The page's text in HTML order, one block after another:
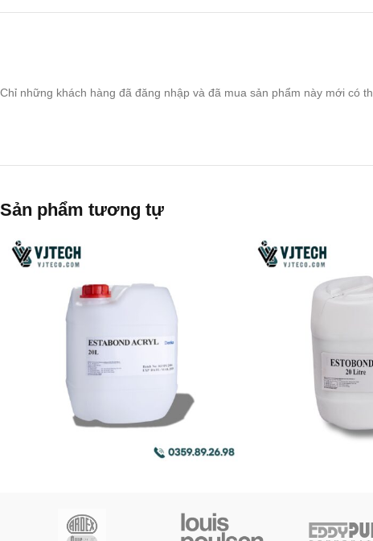
Chỉ những khách hàng đã đăng nhập và đã mua sản phẩm này mới có
Sản phẩm tương tự